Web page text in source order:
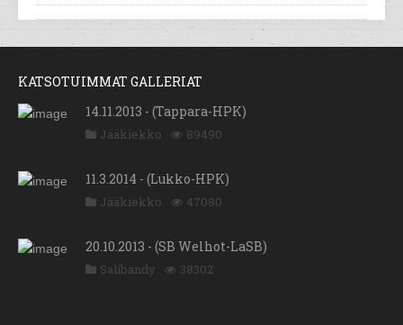
KATSOTUIMMAT GALLERIAT
14.11.2013 - (Tappara-HPK)
Jääkiekko 89490
11.3.2014 - (Lukko-HPK)
Jääkiekko 47080
20.10.2013 - (SB Welhot-LaSB)
Salibandy 38302